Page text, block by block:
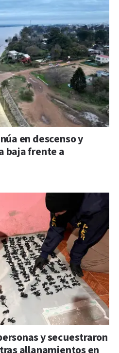
en descenso y
baja frente a
y secuestraron
allanamientos en